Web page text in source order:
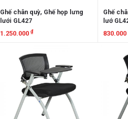
Ghế chân quỳ, Ghế họp lưng
lưới GL427
1.250.000 ₫
Ghế
lướ
830.000